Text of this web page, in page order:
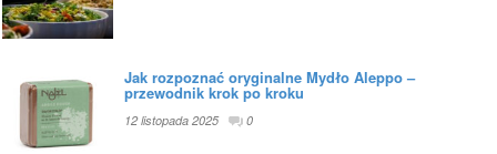
Jak rozpoznać oryginalne Mydło Aleppo –
przewodnik krok po kroku
12 listopada 2025 0